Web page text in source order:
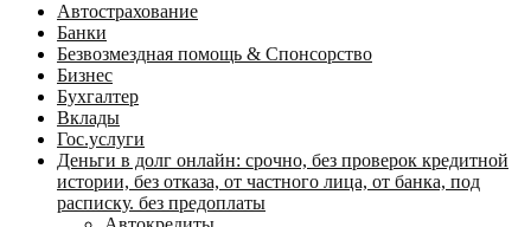
Автострахование
Банки
Безвозмездная помощь & Спонсорство
Бизнес
Бухгалтер
Вклады
Гос.услуги
Деньги в долг онлайн: срочно, без проверок кредитной
истории, без отказа, от частного лица, от банка, под
расписку. без предоплаты